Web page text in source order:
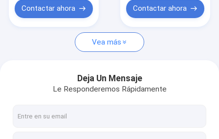
2500m m para
BMC/el GMT
Contactar ahora
caliente de la luz del
día del entarimado
Contactar ahora
Vea más
Deja Un Mensaje
Le Responderemos Rápidamente